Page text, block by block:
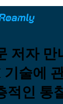
저자 만
술에
적인 통